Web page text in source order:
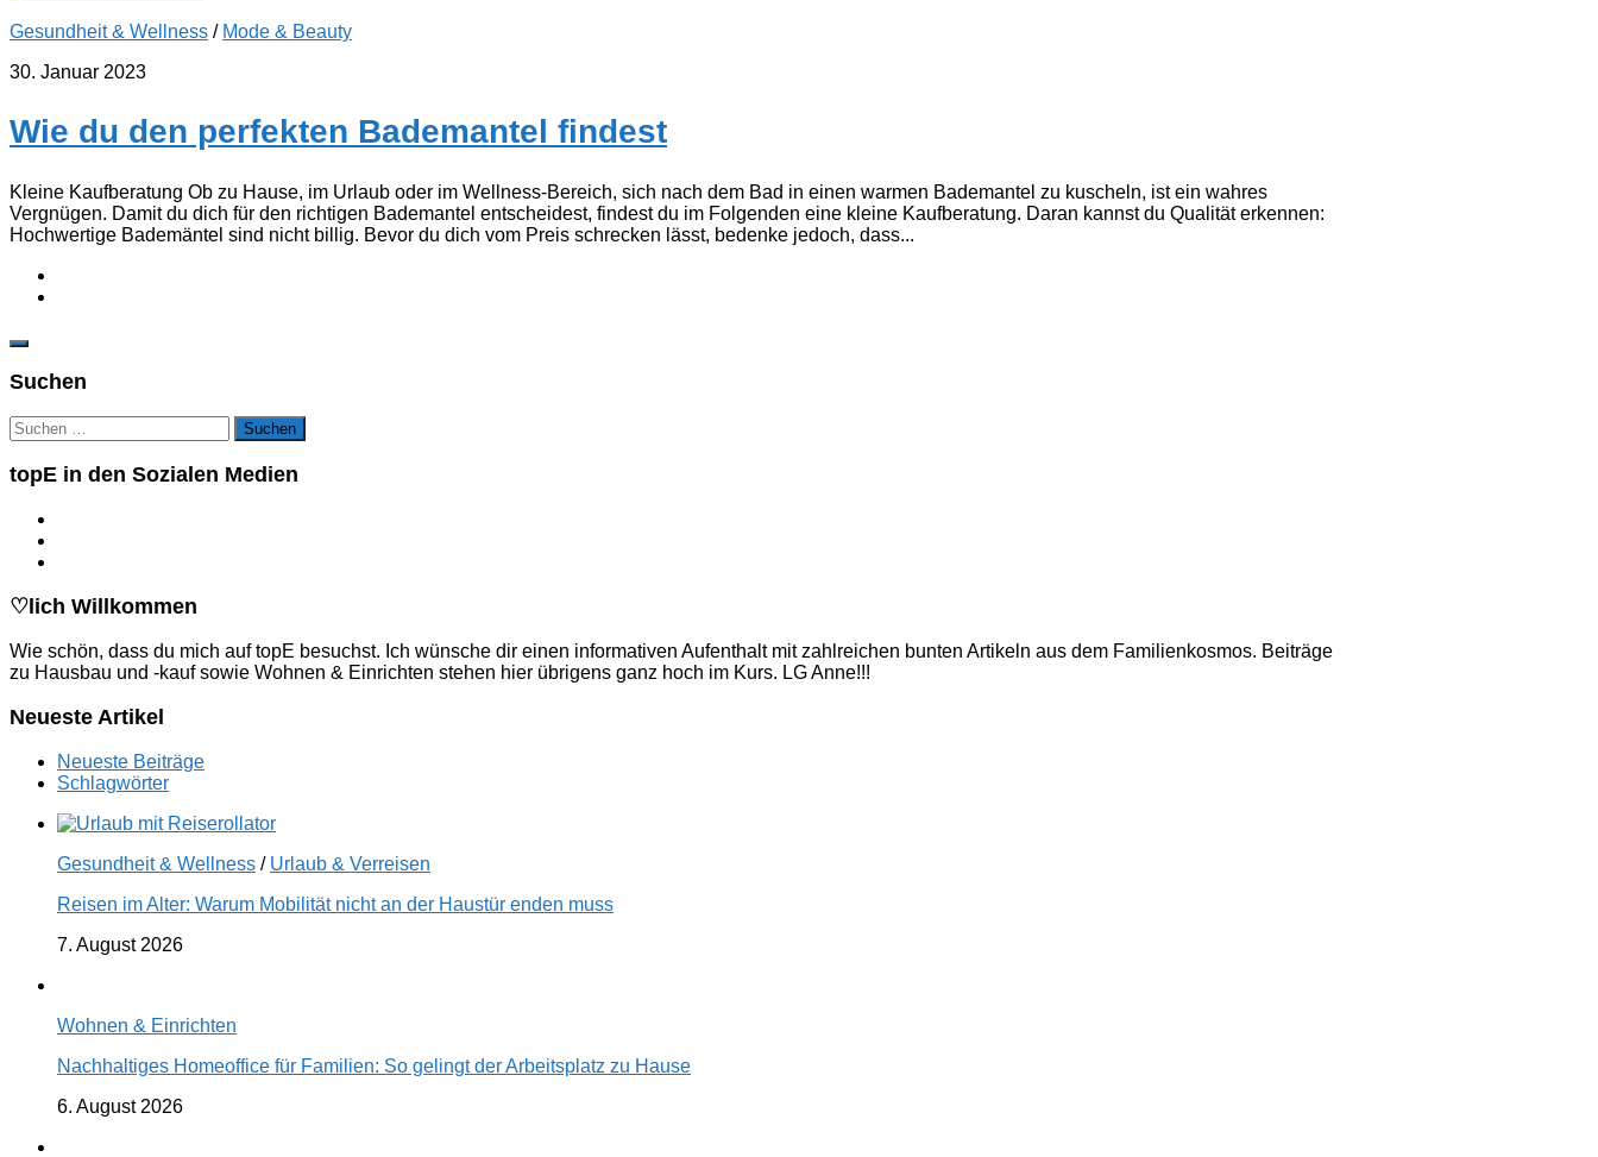
Gesundheit & Wellness / Mode & Beauty
30. Januar 2023
Wie du den perfekten Bademantel findest
Kleine Kaufberatung Ob zu Hause, im Urlaub oder im Wellness-Bereich, sich nach dem Bad in einen warmen Bademantel zu kuscheln, ist ein wahres
Vergnügen. Damit du dich für den richtigen Bademantel entscheidest, findest du im Folgenden eine kleine Kaufberatung. Daran kannst du Qualität erkennen:
Hochwertige Bademäntel sind nicht billig. Bevor du dich vom Preis schrecken lässt, bedenke jedoch, dass...
Suchen
Suchen
nach:
topE in den Sozialen Medien
♡lich Willkommen
Wie schön, dass du mich auf topE besuchst. Ich wünsche dir einen informativen Aufenthalt mit zahlreichen bunten Artikeln aus dem Familienkosmos. Beiträge
zu Hausbau und -kauf sowie Wohnen & Einrichten stehen hier übrigens ganz hoch im Kurs. LG Anne!!!
Neueste Artikel
Neueste Beiträge
Schlagwörter
Gesundheit & Wellness / Urlaub & Verreisen
Reisen im Alter: Warum Mobilität nicht an der Haustür enden muss
7. August 2026
Wohnen & Einrichten
Nachhaltiges Homeoffice für Familien: So gelingt der Arbeitsplatz zu Hause
6. August 2026